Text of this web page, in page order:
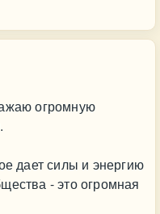
огромную
дает силы и энергию
- это огромная